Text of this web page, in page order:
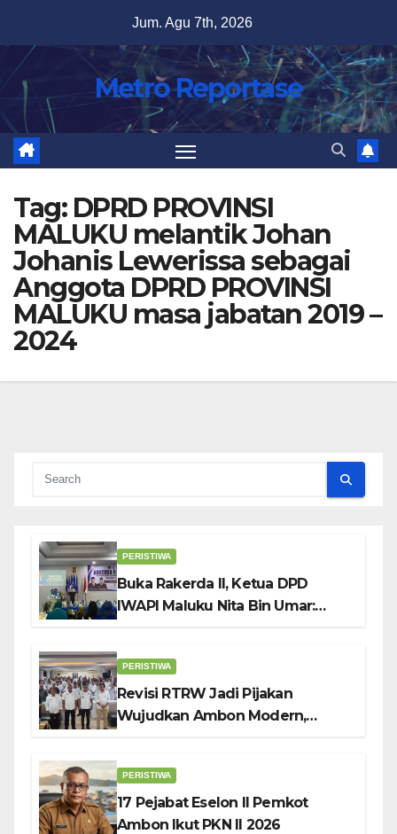
content
Jum. Agu 7th, 2026
Metro Reportase
Tag: DPRD PROVINSI
MALUKU melantik Johan
Johanis Lewerissa sebagai
Anggota DPRD PROVINSI
MALUKU masa jabatan 2019 –
2024
PERISTIWA
Buka Rakerda II, Ketua DPD
IWAPI Maluku Nita Bin Umar:
PERISTIWA
Revisi RTRW Jadi Pijakan
Wujudkan Ambon Modern,
PERISTIWA
17 Pejabat Eselon II Pemkot
Ambon Ikut PKN II 2026